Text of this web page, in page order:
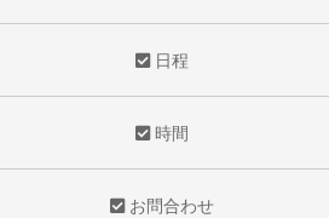
日程
時間
お問合わせ